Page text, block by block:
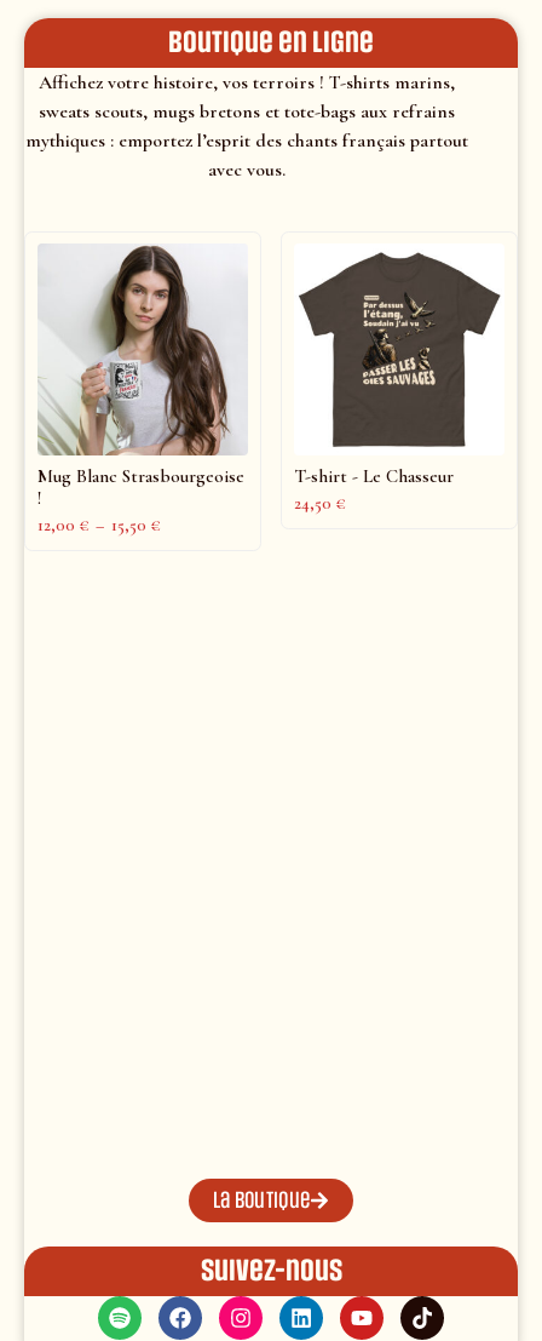
Boutique en ligne
Affichez votre histoire, vos terroirs ! T-shirts marins,
sweats scouts, mugs bretons et tote-bags aux refrains
mythiques : emportez l’esprit des chants français partout
avec vous.
Mug Blanc Strasbourgeoise
!
12,00 € – 15,50 €
T-shirt - Le Chasseur
24,50 €
La boutique
Suivez-nous